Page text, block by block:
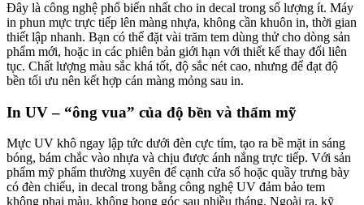
Đây là công nghệ phổ biến nhất cho in decal trong số lượng ít. Máy
in phun mực trực tiếp lên màng nhựa, không cần khuôn in, thời gian
thiết lập nhanh. Bạn có thể đặt vài trăm tem dùng thử cho dòng sản
phẩm mới, hoặc in các phiên bản giới hạn với thiết kế thay đổi liên
tục. Chất lượng màu sắc khá tốt, độ sắc nét cao, nhưng để đạt độ
bền tối ưu nên kết hợp cán màng mỏng sau in.
In UV – “ông vua” của độ bền và thẩm mỹ
Mực UV khô ngay lập tức dưới đèn cực tím, tạo ra bề mặt in sáng
bóng, bám chắc vào nhựa và chịu được ánh nắng trực tiếp. Với sản
phẩm mỹ phẩm thường xuyên để cạnh cửa sổ hoặc quầy trưng bày
có đèn chiếu, in decal trong bằng công nghệ UV đảm bảo tem
không phai màu, không bong góc sau nhiều tháng. Ngoài ra, kỹ